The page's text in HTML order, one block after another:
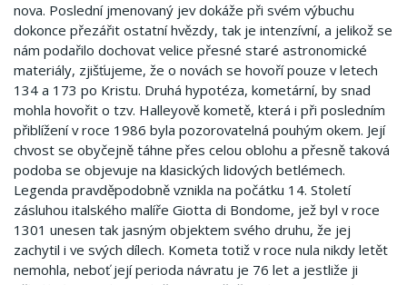
nova. Poslední jmenovaný jev dokáže při svém výbuchu
dokonce přezářit ostatní hvězdy, tak je intenzívní, a jelikož se
nám podařilo dochovat velice přesné staré astronomické
materiály, zjišťujeme, že o novách se hovoří pouze v letech
134 a 173 po Kristu. Druhá hypotéza, kometární, by snad
mohla hovořit o tzv. Halleyově kometě, která i při posledním
přiblížení v roce 1986 byla pozorovatelná pouhým okem. Její
chvost se obyčejně táhne přes celou oblohu a přesně taková
podoba se objevuje na klasických lidových betlémech.
Legenda pravděpodobně vznikla na počátku 14. Století
zásluhou italského malíře Giotta di Bondome, jež byl v roce
1301 unesen tak jasným objektem svého druhu, že jej
zachytil i ve svých dílech. Kometa totiž v roce nula nikdy letět
nemohla, neboť její perioda návratu je 76 let a jestliže ji